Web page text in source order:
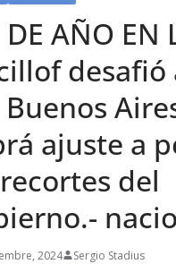
DE AÑO EN
desafió
Buenos
ajuste a
del
2024 Sergio Stadius